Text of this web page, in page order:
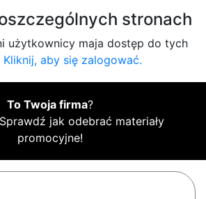
stronach
użytkownicy maja dostęp do tych
Kliknij, aby się zalogować.
To Twoja firma?
Sprawdź jak odebrać materiały
promocyjne!